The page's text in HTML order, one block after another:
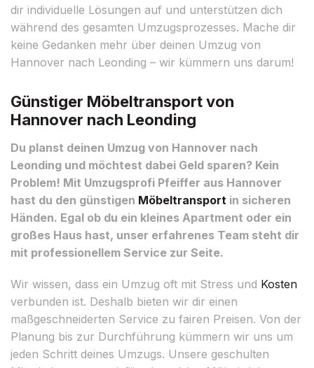
dir individuelle Lösungen auf und unterstützen dich
während des gesamten Umzugsprozesses. Mache dir
keine Gedanken mehr über deinen Umzug von
Hannover nach Leonding – wir kümmern uns darum!
Günstiger Möbeltransport von
Hannover nach Leonding
Du planst deinen Umzug von Hannover nach
Leonding und möchtest dabei Geld sparen? Kein
Problem! Mit Umzugsprofi Pfeiffer aus Hannover
hast du den günstigen Möbeltransport in sicheren
Händen. Egal ob du ein kleines Apartment oder ein
großes Haus hast, unser erfahrenes Team steht dir
mit professionellem Service zur Seite.
Wir wissen, dass ein Umzug oft mit Stress und Kosten
verbunden ist. Deshalb bieten wir dir einen
maßgeschneiderten Service zu fairen Preisen. Von der
Planung bis zur Durchführung kümmern wir uns um
jeden Schritt deines Umzugs. Unsere geschulten